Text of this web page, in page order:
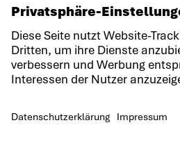
Impressum
Datenschutz
Cookies
Gewinnspielbedingungen